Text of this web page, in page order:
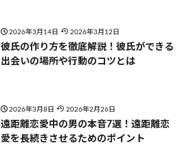
2026年3月14日 2026年3月12日
彼氏の作り方を徹底解説！彼氏ができる
出会いの場所や行動のコツとは
2026年3月8日 2026年2月26日
遠距離恋愛中の男の本音7選！遠距離恋
愛を長続きさせるためのポイント